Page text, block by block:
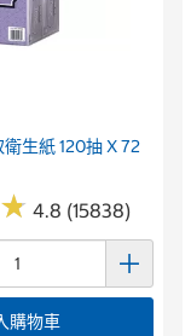
生紙 120抽 X 72
★
★ 4.8 (15838)
購物車